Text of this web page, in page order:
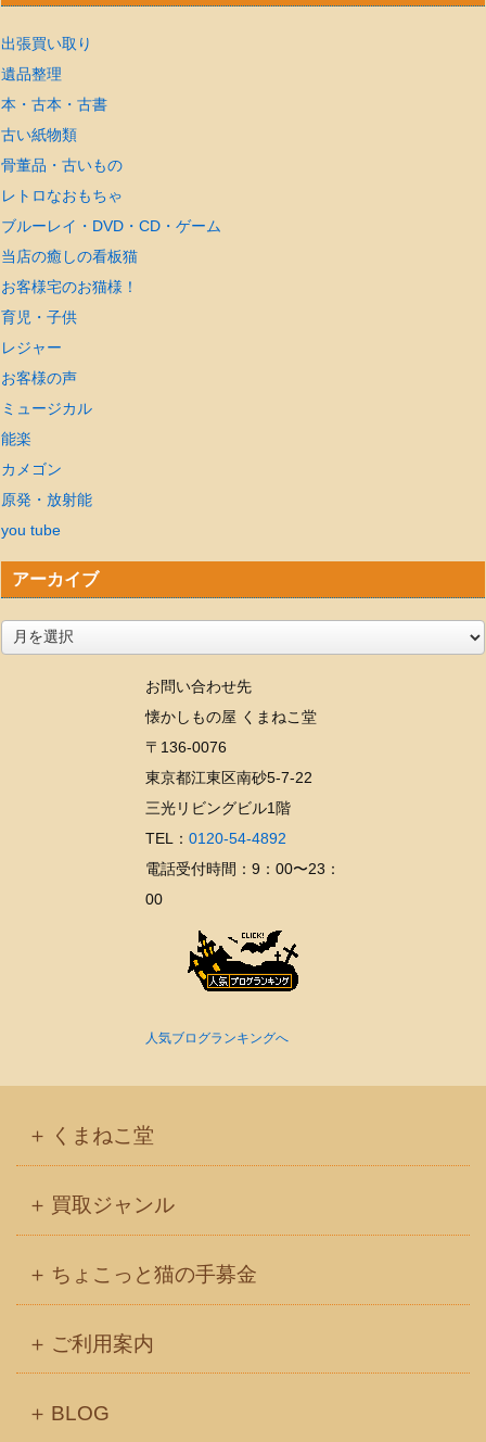
出張買い取り
遺品整理
本・古本・古書
古い紙物類
骨董品・古いもの
レトロなおもちゃ
ブルーレイ・DVD・CD・ゲーム
当店の癒しの看板猫
お客様宅のお猫様！
育児・子供
レジャー
お客様の声
ミュージカル
能楽
カメゴン
原発・放射能
you tube
アーカイブ
お問い合わせ先
懐かしもの屋 くまねこ堂
〒136-0076
東京都江東区南砂5-7-22
三光リビングビル1階
TEL： 0120-54-4892
電話受付時間：9：00〜23：
00
人気ブログランキングへ
くまねこ堂
買取ジャンル
ちょこっと猫の手募金
ご利用案内
BLOG